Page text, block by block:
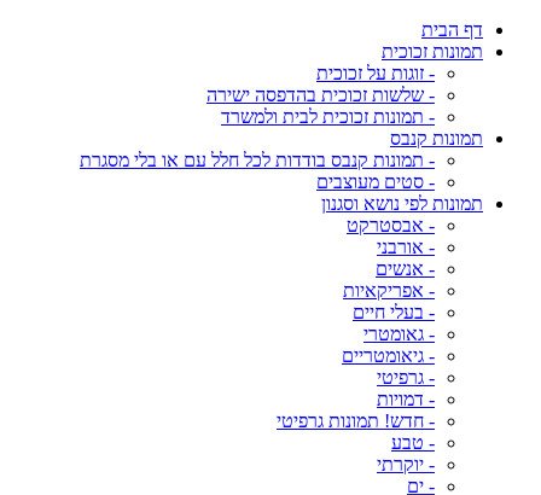
דף הבית
תמונות זכוכית
- זוגות על זכוכית
- שלשות זכוכית בהדפסה ישירה
- תמונות זכוכית לבית ולמשרד
תמונות קנבס
- תמונות קנבס בודדות לכל חלל עם או בלי מסגרת
- סטים מעוצבים
תמונות לפי נושא וסגנון
- אבסטרקט
- אורבני
- אנשים
- אפריקאיות
- בעלי חיים
- גאומטרי
- גיאומטריים
- גרפיטי
- דמויות
- חדש! תמונות גרפיטי
- טבע
- יוקרתי
- ים